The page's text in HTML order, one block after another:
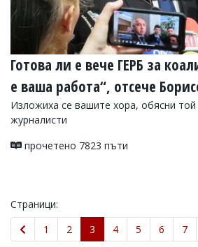
Готова ли е вече ГЕРБ за
е ваша работа“, отсече
Изложиха се вашите хора, обясни
журналисти
прочетено 7823 пъти
Страници:
1
2 3 4 5 6 7